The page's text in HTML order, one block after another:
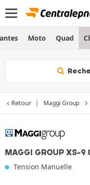
Moto Quad
Retour Maggi Group
MAGGI GROUP XS-9
Tension Manuelle